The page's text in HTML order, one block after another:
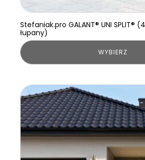
Stefaniak.pro GALANT® UNI SPLIT®
łupany)
WYBIERZ